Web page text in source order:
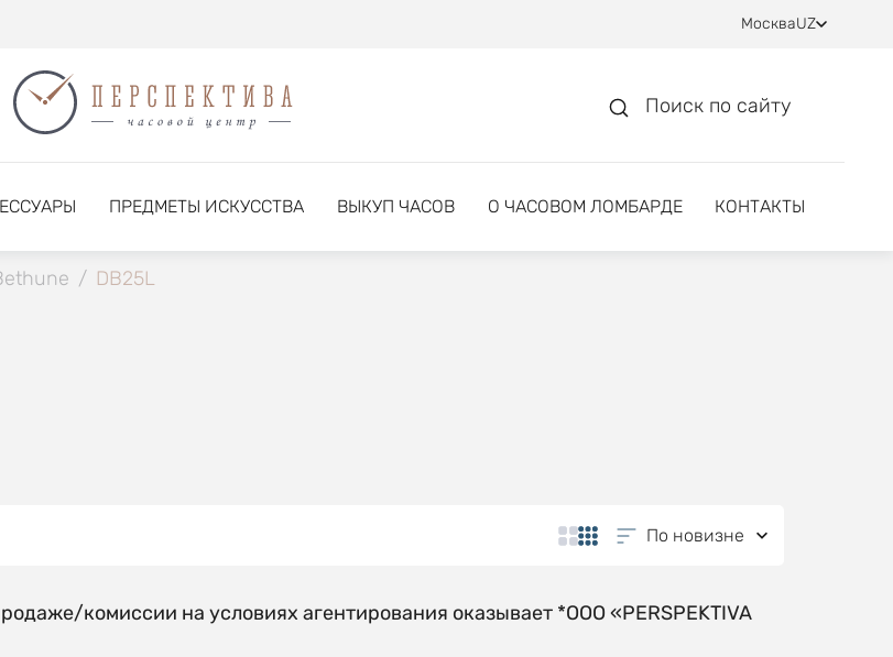
МоскваUZ
Поиск по сайту
ПРЕДМЕТЫ ИСКУССТВА ВЫКУП ЧАСОВ О ЧАСОВОМ ЛОМБАРДЕ КОНТАКТЫ
/ DB25L
По новизне
комиссии на условиях агентирования оказывает *OOO «PERSPEKTIVA